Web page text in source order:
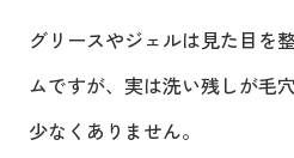
グリースやジェルは見た目を
ムですが、実は洗い残しが毛
少なくありません。